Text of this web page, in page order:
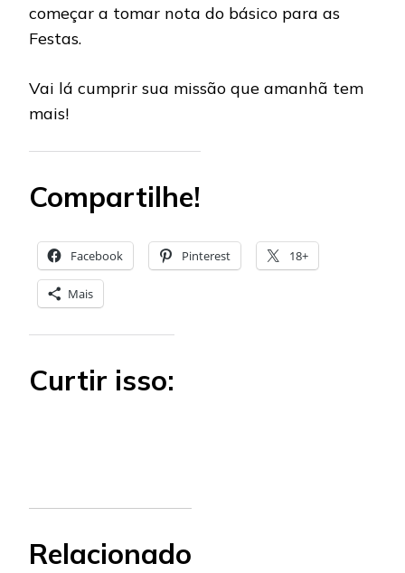
começar a tomar nota do básico para as
Festas.
Vai lá cumprir sua missão que amanhã tem
mais!
Compartilhe!
Facebook Pinterest 18+
Mais
Curtir isso:
Relacionado